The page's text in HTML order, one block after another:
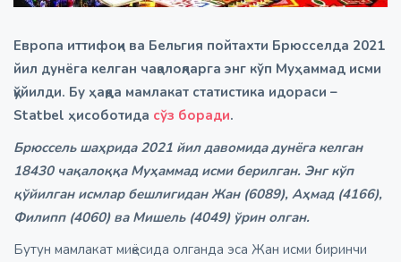
Европа иттифоқи ва Бельгия пойтахти Брюсселда 2021
йил дунёга келган чақалоқларга энг кўп Муҳаммад исми
қўйилди. Бу ҳақда мамлакат статистика идораси –
Statbel ҳисоботида сўз боради.
Брюссель шаҳрида 2021 йил давомида дунёга келган
18430 чақалоққа Муҳаммад исми берилган. Энг кўп
қўйилган исмлар бешлигидан Жан (6089), Аҳмад (4166),
Филипп (4060) ва Мишель (4049) ўрин олган.
Бутун мамлакат миқёсида олганда эса Жан исми биринчи